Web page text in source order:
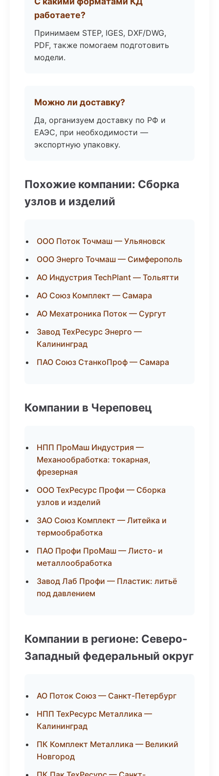
работаете?
Принимаем STEP, IGES, DXF/DWG,
PDF, также помогаем подготовить
модели.
Можно ли доставку?
Да, организуем доставку по РФ и
ЕАЭС, при необходимости —
экспортную упаковку.
Похожие компании: Сборка
узлов и изделий
ООО Поток Точмаш — Ульяновск
ООО Энерго Точмаш — Симферополь
АО Индустрия TechPlant — Тольятти
АО Союз Комплект — Самара
АО Мехатроника Поток — Сургут
Завод ТехРесурс Энерго —
Калининград
ПАО Союз СтанкоПроф — Самара
Компании в Череповец
НПП ПроМаш Индустрия —
Механообработка: токарная,
фрезерная
ООО ТехРесурс Профи — Сборка
узлов и изделий
ЗАО Союз Комплект — Литейка и
термообработка
ПАО Профи ПроМаш — Листо- и
металлообработка
Завод Лаб Профи — Пластик: литьё
под давлением
Компании в регионе: Северо-
Западный федеральный округ
АО Поток Союз — Санкт-Петербург
НПП ТехРесурс Металлика —
Калининград
ПК Комплект Металлика — Великий
Новгород